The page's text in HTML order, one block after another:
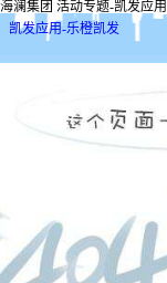
海澜集团 活动专题-凯发应用
凯发应用-乐橙凯发